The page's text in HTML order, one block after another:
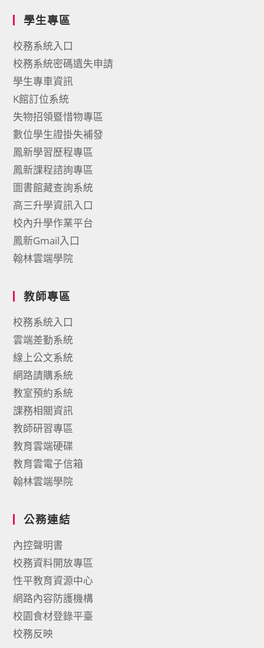
學生專區
校務系統入口
校務系統密碼遺失申請
學生專車資訊
K館訂位系統
失物招領暨惜物專區
數位學生證掛失補發
鳳新學習歷程專區
鳳新課程諮詢專區
圖書館藏查詢系統
高三升學資訊入口
校內升學作業平台
鳳新Gmail入口
翰林雲端學院
教師專區
校務系統入口
雲端差勤系統
線上公文系統
網路請購系統
教室預約系統
課務相關資訊
教師研習專區
教育雲端硬碟
教育雲電子信箱
翰林雲端學院
公務連結
內控聲明書
校務資料開放專區
性平教育資源中心
網路內容防護機構
校園食材登錄平臺
校務反映